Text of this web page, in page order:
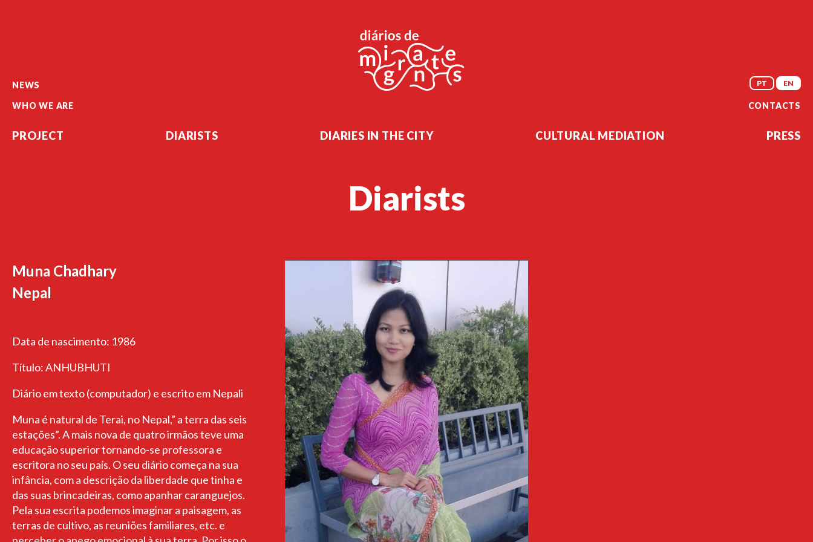
NEWS
WHO WE ARE
PT EN
CONTACTS
PROJECT DIARISTS DIARIES IN THE CITY CULTURAL MEDIATION PRESS
Diarists
Muna Chadhary
Nepal
Data de nascimento: 1986
Título: ANHUBHUTI
Diário em texto (computador) e escrito em Nepali
Muna é natural de Terai, no Nepal,” a terra das seis
estações”. A mais nova de quatro irmãos teve uma
educação superior tornando-se professora e
escritora no seu país. O seu diário começa na sua
infância, com a descrição da liberdade que tinha e
das suas brincadeiras, como apanhar caranguejos.
Pela sua escrita podemos imaginar a paisagem, as
terras de cultivo, as reuniões familiares, etc. e